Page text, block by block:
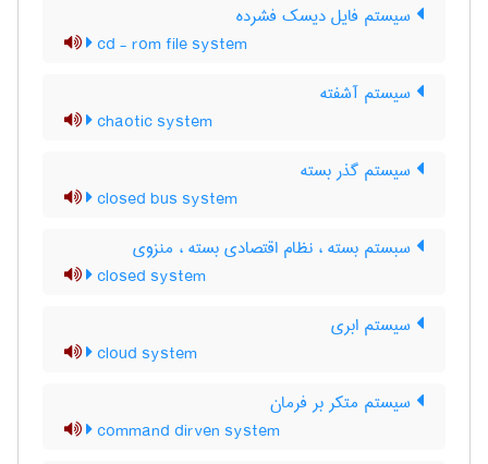
سیستم فایل دیسک فشرده
cd - rom file system
سیستم آشفته
chaotic system
سیستم گذر بسته
closed bus system
سبستم بسته ، نظام اقتصادی بسته ، منزوی
closed system
سیستم ابری
cloud system
سیستم متکر بر فرمان
command dirven system